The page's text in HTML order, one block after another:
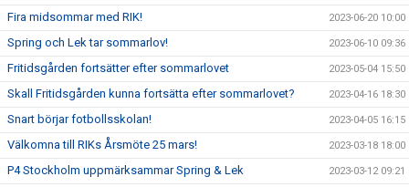
Fira midsommar med RIK! 2023-06-20 10:00
Spring och Lek tar sommarlov! 2023-06-10 09:36
Fritidsgården fortsätter efter sommarlovet 2023-05-04 15:50
Skall Fritidsgården kunna fortsätta efter sommarlovet? 2023-04-16 18:30
Snart börjar fotbollsskolan! 2023-04-05 16:15
Välkomna till RIKs Årsmöte 25 mars! 2023-03-18 18:00
P4 Stockholm uppmärksammar Spring & Lek 2023-03-12 09:21